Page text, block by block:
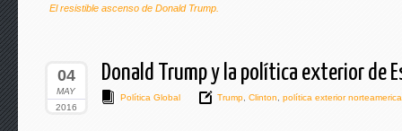
El resistible ascenso de Donald Trump.
04
MAY
2016
Donald Trump y la política exterior de
Política Global Trump Clinton política exterior